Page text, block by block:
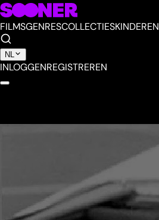
FILMSGENRESCOLLECTIESKINDEREN
NL
INLOGGENREGISTREREN